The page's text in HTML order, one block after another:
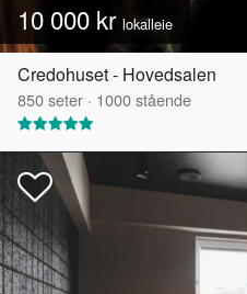
10 000 kr lokalleie
Credohuset - Hovedsalen
850seter · 1000stående